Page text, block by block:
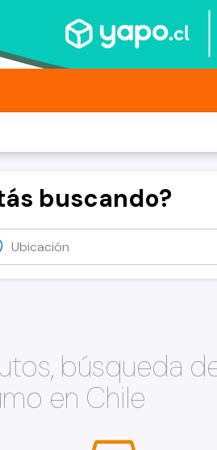
buscando?
búsqueda
en Chile